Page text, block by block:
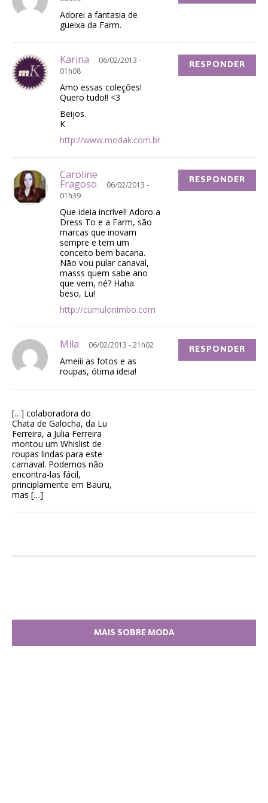
Adorei a fantasia de
gueixa da Farm.
Karina
06/02/2013 -
01h08
Amo essas coleções!
Quero tudo!! <3
Beijos.
K
http://www.modak.com.br
RESPONDER
Caroline
Fragoso
06/02/2013 -
01h39
Que ideia incrível! Adoro a
Dress To e a Farm, são
marcas que inovam
sempre e tem um
conceito bem bacana.
Não vou pular canaval,
masss quem sabe ano
que vem, né? Haha.
beso, Lu!
http://cumulonimbo.com
RESPONDER
Mila 06/02/2013 - 21h02
Ameiii as fotos e as
roupas, ótima ideia!
RESPONDER
[…] colaboradora do
Chata de Galocha, da Lu
Ferreira, a Julia Ferreira
montou um Whislist de
roupas lindas para este
carnaval. Podemos não
encontra-las fácil,
principlamente em Bauru,
mas […]
MAIS SOBRE MODA